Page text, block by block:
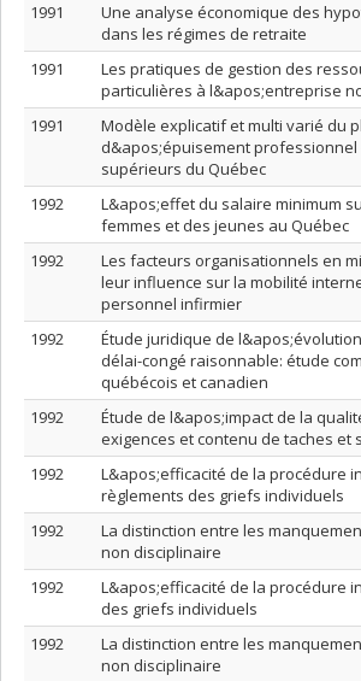
1991
Une analyse économique des
dans les régimes de retraite
1991
Les pratiques de gestion des
particulières à l&apos;entreprise
1991
Modèle explicatif et multi varié du
d&apos;épuisement professionnel
supérieurs du Québec
1992
L&apos;effet du salaire minimum
femmes et des jeunes au Québec
1992
Les facteurs organisationnels en
leur influence sur la mobilité
personnel infirmier
1992
Étude juridique de
délai-congé raisonnable: étude
québécois et canadien
1992
Étude de l&apos;impact de la
exigences et contenu de taches et
1992
L&apos;efficacité de la procédure
règlements des griefs individuels
1992
La distinction entre les
non disciplinaire
1992
L&apos;efficacité de la procédure
des griefs individuels
1992
La distinction entre les
non disciplinaire